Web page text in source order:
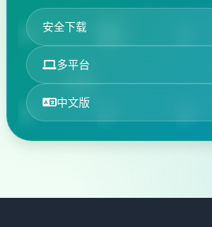
安全下载
多平台
中文版